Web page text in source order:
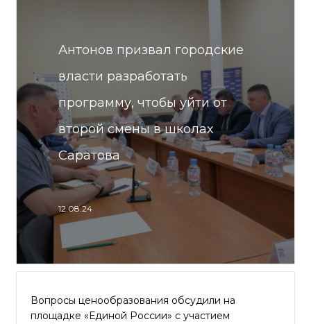
Антонов призвал городские
власти разработать
программу, чтобы уйти от
второй смены в школах
Саратова
12.08.24
Вопросы ценообразования обсудили на
площадке «Единой России» с участием